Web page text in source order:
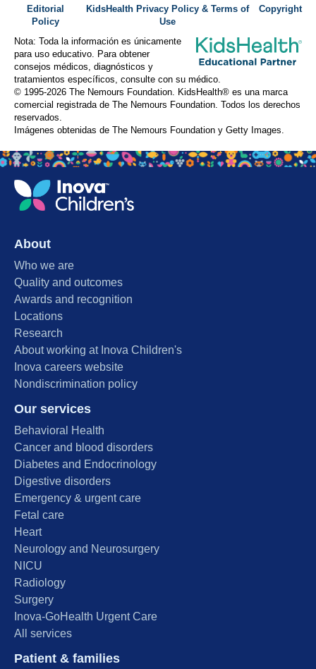
Editorial
Policy
KidsHealth Privacy Policy & Terms of
Use
Copyright
Nota: Toda la información es únicamente
para uso educativo. Para obtener
consejos médicos, diagnósticos y
tratamientos específicos, consulte con su médico.
© 1995-2026 The Nemours Foundation. KidsHealth® es una marca
comercial registrada de The Nemours Foundation. Todos los derechos
reservados.
Imágenes obtenidas de The Nemours Foundation y Getty Images.
About
Who we are
Quality and outcomes
Awards and recognition
Locations
Research
About working at Inova Children's
Inova careers website
Nondiscrimination policy
Our services
Behavioral Health
Cancer and blood disorders
Diabetes and Endocrinology
Digestive disorders
Emergency & urgent care
Fetal care
Heart
Neurology and Neurosurgery
NICU
Radiology
Surgery
Inova-GoHealth Urgent Care
All services
Patient & families